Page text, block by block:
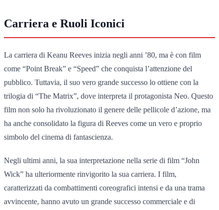
Carriera e Ruoli Iconici
La carriera di Keanu Reeves inizia negli anni ’80, ma è con film
come “Point Break” e “Speed” che conquista l’attenzione del
pubblico. Tuttavia, il suo vero grande successo lo ottiene con la
trilogia di “The Matrix”, dove interpreta il protagonista Neo. Questo
film non solo ha rivoluzionato il genere delle pellicole d’azione, ma
ha anche consolidato la figura di Reeves come un vero e proprio
simbolo del cinema di fantascienza.
Negli ultimi anni, la sua interpretazione nella serie di film “John
Wick” ha ulteriormente rinvigorito la sua carriera. I film,
caratterizzati da combattimenti coreografici intensi e da una trama
avvincente, hanno avuto un grande successo commerciale e di